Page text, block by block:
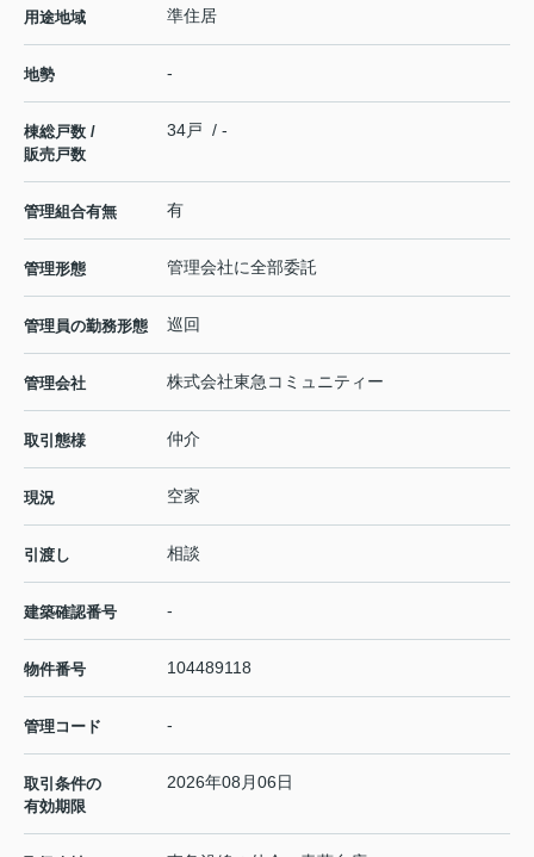
用途地域 準住居
地勢 -
棟総戸数 /
販売戸数
34戸 / -
管理組合有無 有
管理形態 管理会社に全部委託
管理員の勤務形態 巡回
管理会社 株式会社東急コミュニティー
取引態様 仲介
現況 空家
引渡し 相談
建築確認番号 -
物件番号 104489118
管理コード -
取引条件の
有効期限
2026年08月06日